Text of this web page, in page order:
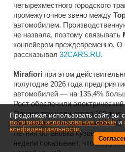
четырехместного городского
промежуточное звено между
автомобилем.
не назвала, поэтому связывать
конвейером преждевременно. О
рассказывал 32CARS.RU.
Mirafiori при этом
полугодие 2026 года
автомобилей — на 135,4%
Рост обеспечили
Однако при цели около 100
Cislожидает лишь примерно 80
Летняя остановка кузовного
недели показывает, что
Продолжая использовать сайт, вы
политикой использования cookieи
конфиденциальности